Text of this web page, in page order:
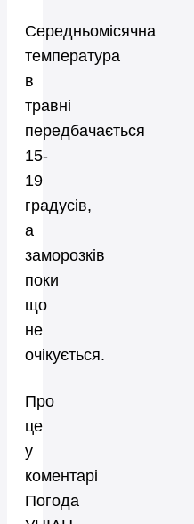
Середньомісячна
температура
в
травні
передбачається
15-
19
градусів,
а
заморозків
поки
що
не
очікується.
Про
це
у
коментарі
Погода